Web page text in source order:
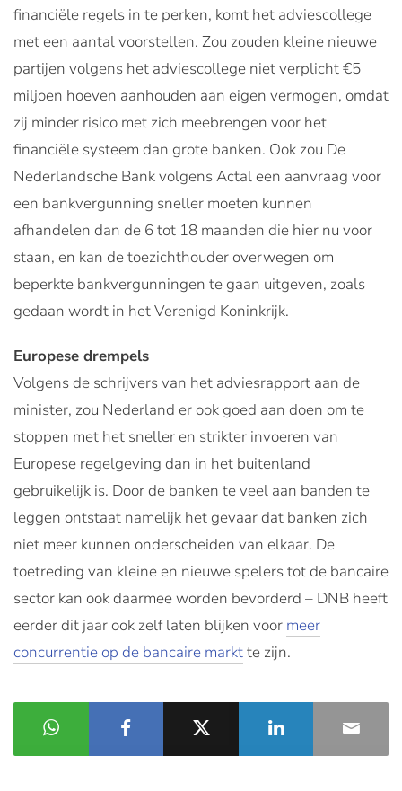
financiële regels in te perken, komt het adviescollege
met een aantal voorstellen. Zou zouden kleine nieuwe
partijen volgens het adviescollege niet verplicht €5
miljoen hoeven aanhouden aan eigen vermogen, omdat
zij minder risico met zich meebrengen voor het
financiële systeem dan grote banken. Ook zou De
Nederlandsche Bank volgens Actal een aanvraag voor
een bankvergunning sneller moeten kunnen
afhandelen dan de 6 tot 18 maanden die hier nu voor
staan, en kan de toezichthouder overwegen om
beperkte bankvergunningen te gaan uitgeven, zoals
gedaan wordt in het Verenigd Koninkrijk.
Europese drempels
Volgens de schrijvers van het adviesrapport aan de
minister, zou Nederland er ook goed aan doen om te
stoppen met het sneller en strikter invoeren van
Europese regelgeving dan in het buitenland
gebruikelijk is. Door de banken te veel aan banden te
leggen ontstaat namelijk het gevaar dat banken zich
niet meer kunnen onderscheiden van elkaar. De
toetreding van kleine en nieuwe spelers tot de bancaire
sector kan ook daarmee worden bevorderd – DNB heeft
eerder dit jaar ook zelf laten blijken voor meer
concurrentie op de bancaire marktte zijn.